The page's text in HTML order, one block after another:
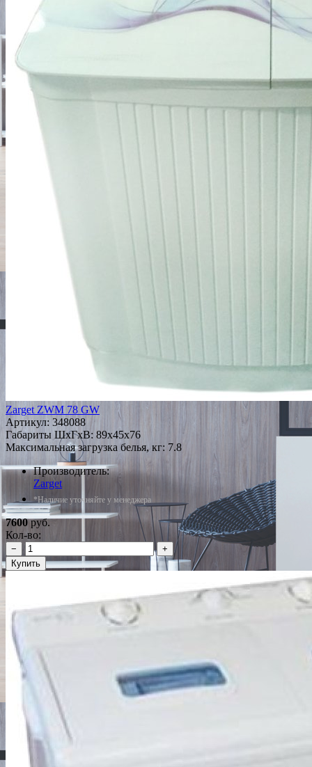
Zarget ZWM 78 GW
Артикул: 348088
Габариты ШxГxВ: 89x45x76
Максимальная загрузка белья, кг: 7.8
Производитель:
Zarget
*Наличие уточняйте у менеджера
7600руб.
Кол-во:
−
+
Купить